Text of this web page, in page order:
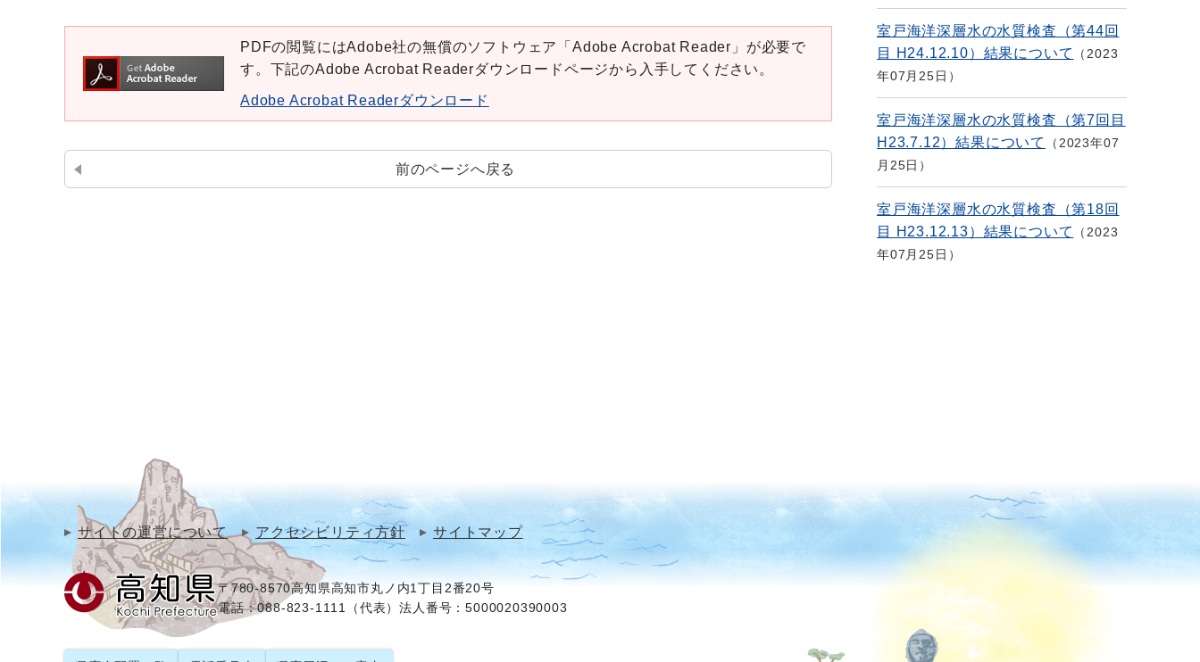
PDFの閲覧にはAdobe社の無償のソフトウェア「Adobe Acrobat Reader」が必要で
す。下記のAdobe Acrobat Readerダウンロードページから入手してください。
Adobe Acrobat Readerダウンロード
前のページへ戻る
室戸海洋深層水の水質検査（第44回
目 H24.12.10）結果について
2023
年07月25日
室戸海洋深層水の水質検査（第7回目
H23.7.12）結果について
2023年07
月25日
室戸海洋深層水の水質検査（第18回
目 H23.12.13）結果について
2023
年07月25日
サイトの運営について アクセシビリティ方針 サイトマップ
〒780-8570高知県高知市丸ノ内1丁目2番20号
電話：088-823-1111（代表）法人番号：5000020390003